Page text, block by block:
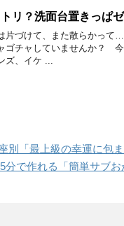
トリ？洗面台置きっぱ
片づけて、また散らかって
ゴチャしていませんか？
ズ、イケ ...
別「最上級の幸運に包
で作れる「簡単サブお